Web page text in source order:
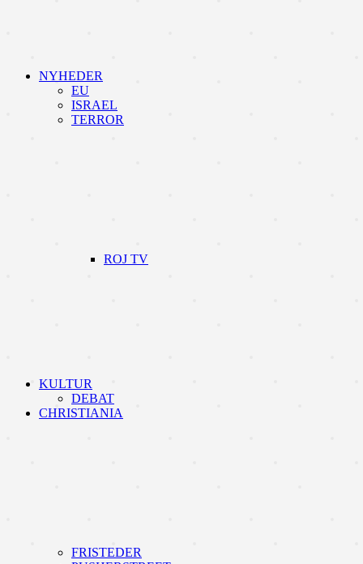
NYHEDER
EU
ISRAEL
TERROR
ROJ TV
KULTUR
DEBAT
CHRISTIANIA
FRISTEDER